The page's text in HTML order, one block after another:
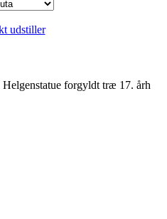
udstiller
forgyldt træ 17. årh